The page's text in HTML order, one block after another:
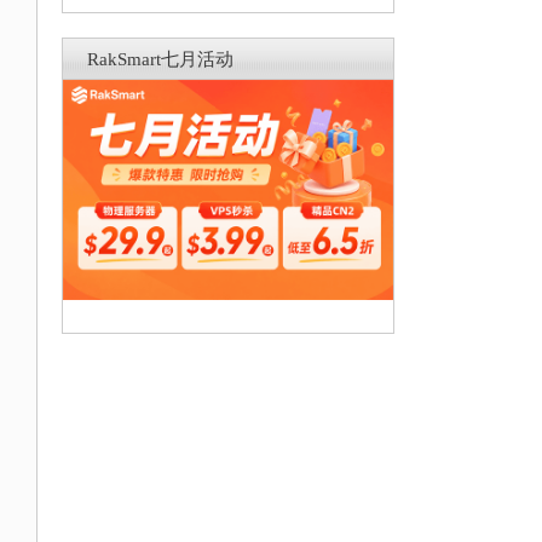
RakSmart七月活动